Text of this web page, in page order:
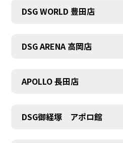
DSG WORLD 豊田店
DSG ARENA 高岡店
APOLLO 長田店
DSG御経塚 アポロ館